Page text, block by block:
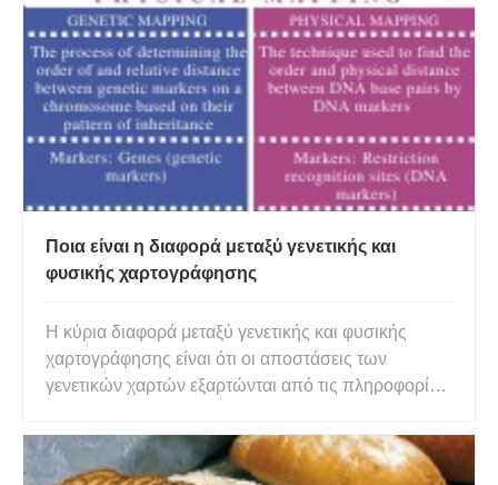
στη νουκλεοτιδική αλληλουχία ενός γονιδίου, ενώ η
παραλλαγή είναι οποιαδ
Ποια είναι η διαφορά μεταξύ γενετικής και
φυσικής χαρτογράφησης
Η κύρια διαφορά μεταξύ γενετικής και φυσικής
χαρτογράφησης είναι ότι οι αποστάσεις των
γενετικών χαρτών εξαρτώνται από τις πληροφορίες
βασίζονται στις πραγματικές φυσικές αποστάσεις
όπως μετρώνται από τον αριθμό των ζευγών